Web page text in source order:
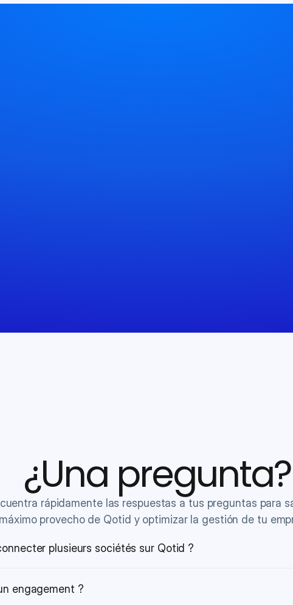
¿Una pregunta?
rápidamente las respuestas a tus preguntas para
máximo provecho de Qotid y optimizar la gestión de tu
plusieurs sociétés sur Qotid ?
engagement ?